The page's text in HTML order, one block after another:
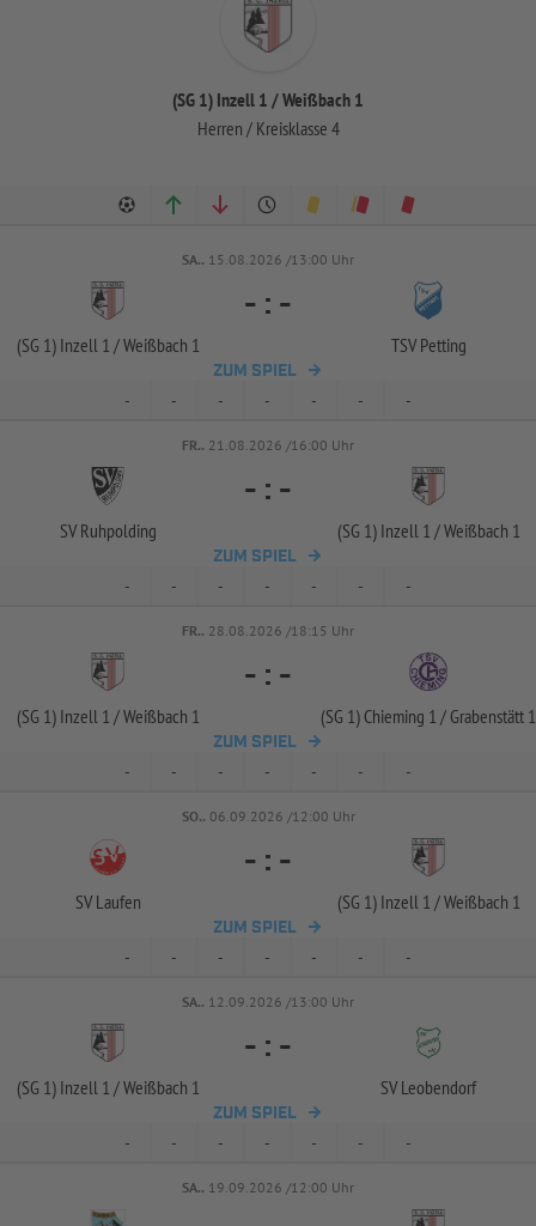
(SG 1) Inzell 1 / Weißbach 1
Herren / Kreisklasse 4
SA.. 15.08.2026 /13:00 Uhr
(SG 1) Inzell 1 /Weißbach 1
- : -
TSV Petting
ZUM SPIEL
- - - - - - -
FR.. 21.08.2026 /16:00 Uhr
SV Ruhpolding
- : -
(SG 1) Inzell 1 /Weißbach 1
ZUM SPIEL
- - - - - - -
FR.. 28.08.2026 /18:15 Uhr
(SG 1) Inzell 1 /Weißbach 1
- : -
(SG 1) Chieming 1 / Grabenstätt 1
ZUM SPIEL
- - - - - - -
SO.. 06.09.2026 /12:00 Uhr
SV Laufen
- : -
(SG 1) Inzell 1 /Weißbach 1
ZUM SPIEL
- - - - - - -
SA.. 12.09.2026 /13:00 Uhr
(SG 1) Inzell 1 /Weißbach 1
- : -
SV Leobendorf
ZUM SPIEL
- - - - - - -
SA.. 19.09.2026 /12:00 Uhr